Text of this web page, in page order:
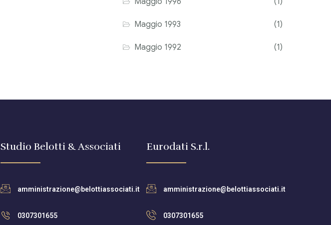
Maggio 1993 (1)
Maggio 1992 (1)
Studio Belotti & Associati
amministrazione@belottiassociati.it
0307301655
Eurodati S.r.l.
amministrazione@belottiassociati.it
0307301655